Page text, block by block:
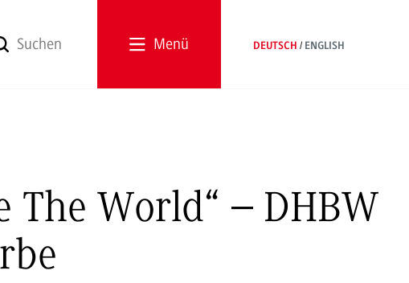
Menü DEUTSCH ENGLISH
The World“ – DHBW